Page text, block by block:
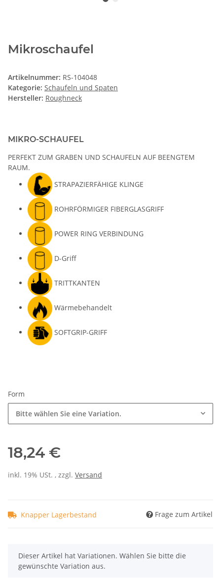
Mikroschaufel
Artikelnummer: RS-104048
Kategorie: Schaufeln und Spaten
Hersteller: Roughneck
MIKRO-SCHAUFEL
PERFEKT ZUM GRABEN UND SCHAUFELN AUF BEENGTEM
RAUM.
STRAPAZIERFÄHIGE KLINGE
ROHRFÖRMIGER FIBERGLASGRIFF
POWER RING VERBINDUNG
D-Griff
TRITTKANTEN
Wärmebehandelt
SOFTGRIP-GRIFF
Form
Bitte wählen Sie eine Variation.
18,24 €
inkl. 19% USt. , zzgl. Versand
Knapper Lagerbestand Frage zum Artikel
x
Dieser Artikel hat Variationen. Wählen Sie bitte die
gewünschte Variation aus.